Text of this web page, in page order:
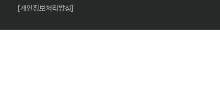
[개인정보처리방침]